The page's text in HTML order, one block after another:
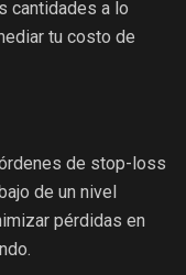
cantidades a lo
tu costo de
de stop-loss
de un nivel
pérdidas en